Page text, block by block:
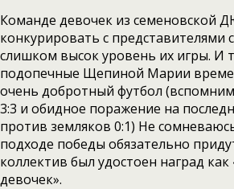
Команде девочек из семеновской
конкурировать с представителями
слишком высок уровень их игры. И
подопечные Щепиной Марии
очень добротный футбол
3:3 и обидное поражение на
против земляков 0:1) Не
подходе победы обязательно
коллектив был удостоен наград
девочек».